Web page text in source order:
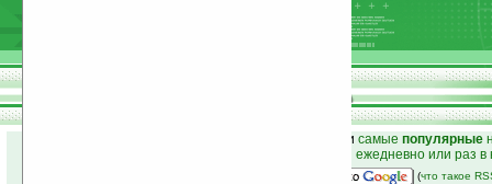
25
и самые популярные
на email ежедневно или раз
(что такое